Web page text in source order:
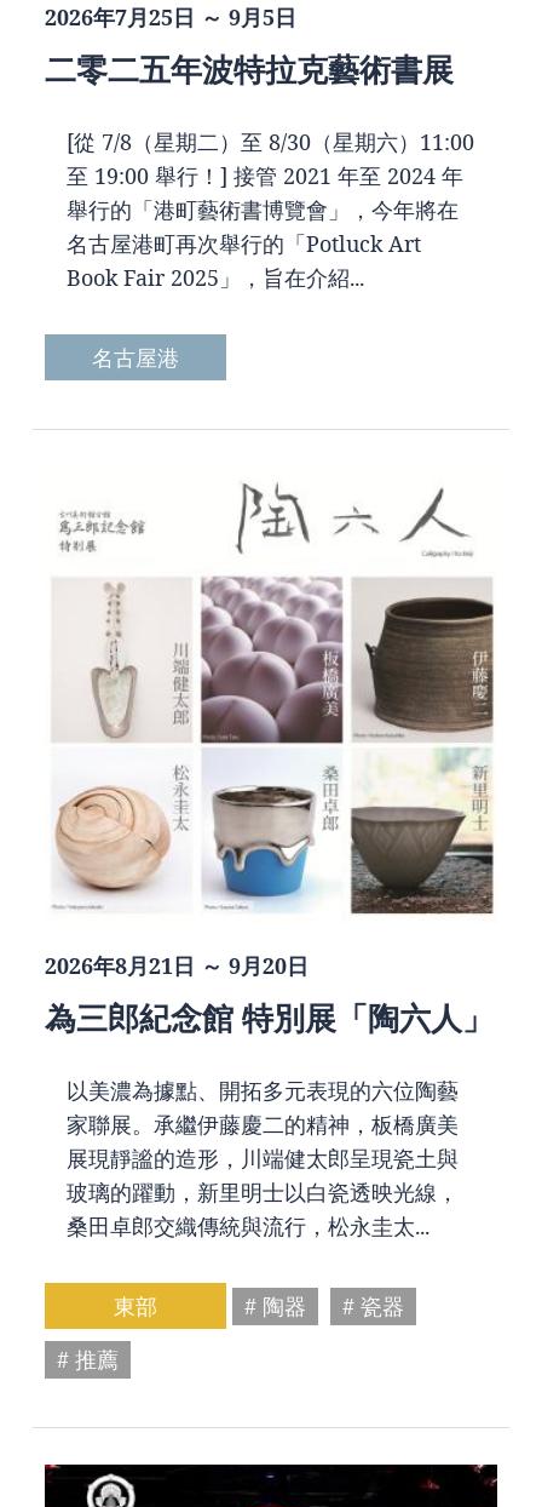
2026年7月25日 ～ 9月5日
二零二五年波特拉克藝術書展
[從 7/8（星期二）至 8/30（星期六）11:00
至 19:00 舉行！] 接管 2021 年至 2024 年
舉行的「港町藝術書博覽會」，今年將在
名古屋港町再次舉行的「Potluck Art
Book Fair 2025」，旨在介紹...
名古屋港
2026年8月21日 ～ 9月20日
為三郎紀念館 特別展「陶六人」
以美濃為據點、開拓多元表現的六位陶藝
家聯展。承繼伊藤慶二的精神，板橋廣美
展現靜謐的造形，川端健太郎呈現瓷土與
玻璃的躍動，新里明士以白瓷透映光線，
桑田卓郎交織傳統與流行，松永圭太...
東部 # 陶器
# 瓷器
# 推薦